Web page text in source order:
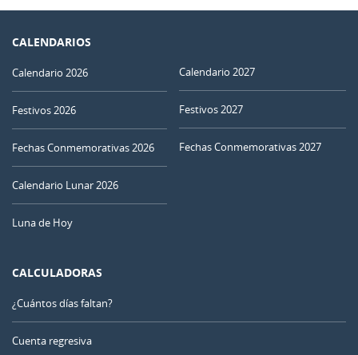
CALENDARIOS
Calendario 2026
Festivos 2026
Fechas Conmemorativas 2026
Calendario Lunar 2026
Luna de Hoy
Calendario 2027
Festivos 2027
Fechas Conmemorativas 2027
CALCULADORAS
¿Cuántos días faltan?
Cuenta regresiva